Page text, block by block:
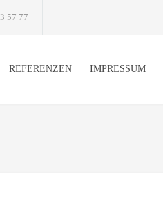
57 77
REFERENZEN IMPRESSUM